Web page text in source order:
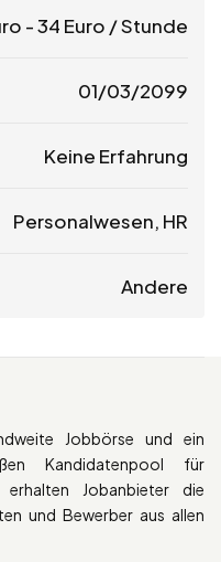
-34 Euro / Stunde
01/03/2099
Keine Erfahrung
Personalwesen, HR
Andere
Jobbörse und ein
Kandidatenpool für
erhalten Jobanbieter die
und Bewerber aus allen